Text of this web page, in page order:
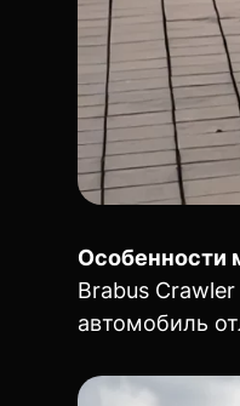
Особенности
Brabus
автомобиль